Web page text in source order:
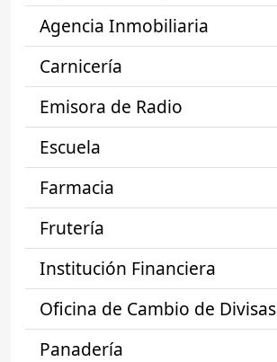
Agencia Inmobiliaria
Carnicería
Emisora de Radio
Escuela
Farmacia
Frutería
Institución Financiera
Oficina de Cambio de Divisas
Panadería